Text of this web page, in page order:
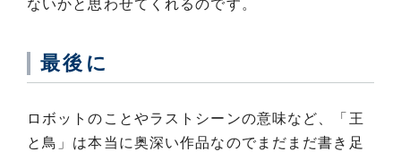
ないかと思わせてくれるのです。
最後に
ロボットのことやラストシーンの意味など、「王
と鳥」は本当に奥深い作品なのでまだまだ書き足